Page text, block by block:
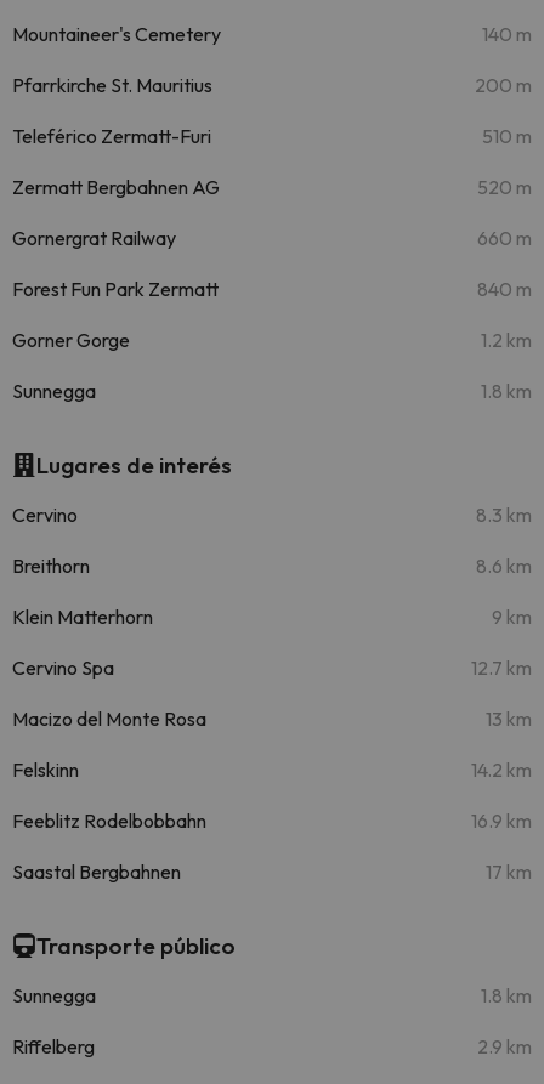
Mountaineer's Cemetery 140 m
Pfarrkirche St. Mauritius 200 m
Teleférico Zermatt-Furi 510 m
Zermatt Bergbahnen AG 520 m
Gornergrat Railway 660 m
Forest Fun Park Zermatt 840 m
Gorner Gorge 1.2 km
Sunnegga 1.8 km
Lugares de interés
Cervino 8.3 km
Breithorn 8.6 km
Klein Matterhorn 9 km
Cervino Spa 12.7 km
Macizo del Monte Rosa 13 km
Felskinn 14.2 km
Feeblitz Rodelbobbahn 16.9 km
Saastal Bergbahnen 17 km
Transporte público
Sunnegga 1.8 km
Riffelberg 2.9 km